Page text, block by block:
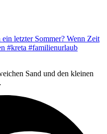
letzter Sommer? Wenn Zeit
#kreta #familienurlaub
Sand und den kleinen